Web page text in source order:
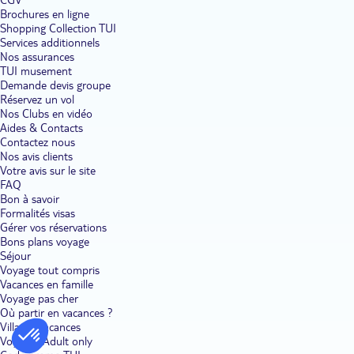
Brochures en ligne
Shopping Collection TUI
Services additionnels
Nos assurances
TUI musement
Demande devis groupe
Réservez un vol
Nos Clubs en vidéo
Aides & Contacts
Contactez nous
Nos avis clients
Votre avis sur le site
FAQ
Bon à savoir
Formalités visas
Gérer vos réservations
Bons plans voyage
Séjour
Voyage tout compris
Vacances en famille
Voyage pas cher
Où partir en vacances ?
Villages vacances
Voyages Adult only